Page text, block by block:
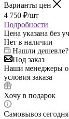
Варианты цен
4 750 ₽/шт
Подробности
Цена указана без
Нет в наличии
Нашли дешевле?
Под заказ
Наши менеджеры
условия заказа
Хочу в подарок
Самовывоз